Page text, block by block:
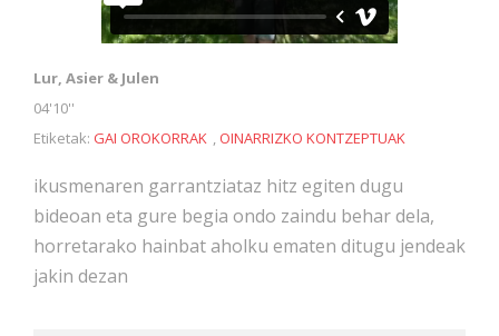
Lur, Asier & Julen
04'10''
Etiketak: GAI OROKORRAK , OINARRIZKO KONTZEPTUAK
ikusmenaren garrantziataz hitz egiten dugu
bideoan eta gure begia ondo zaindu behar dela,
horretarako hainbat aholku ematen ditugu jendeak
jakin dezan